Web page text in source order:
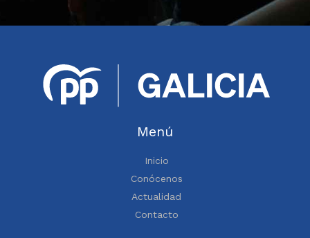
Menú
Inicio
Conócenos
Actualidad
Contacto